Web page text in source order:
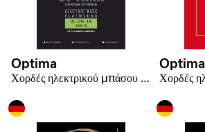
Optima
Χορδές ηλεκτρικού μπάσου Chrome Strings Flat Wound medium scale
Optima